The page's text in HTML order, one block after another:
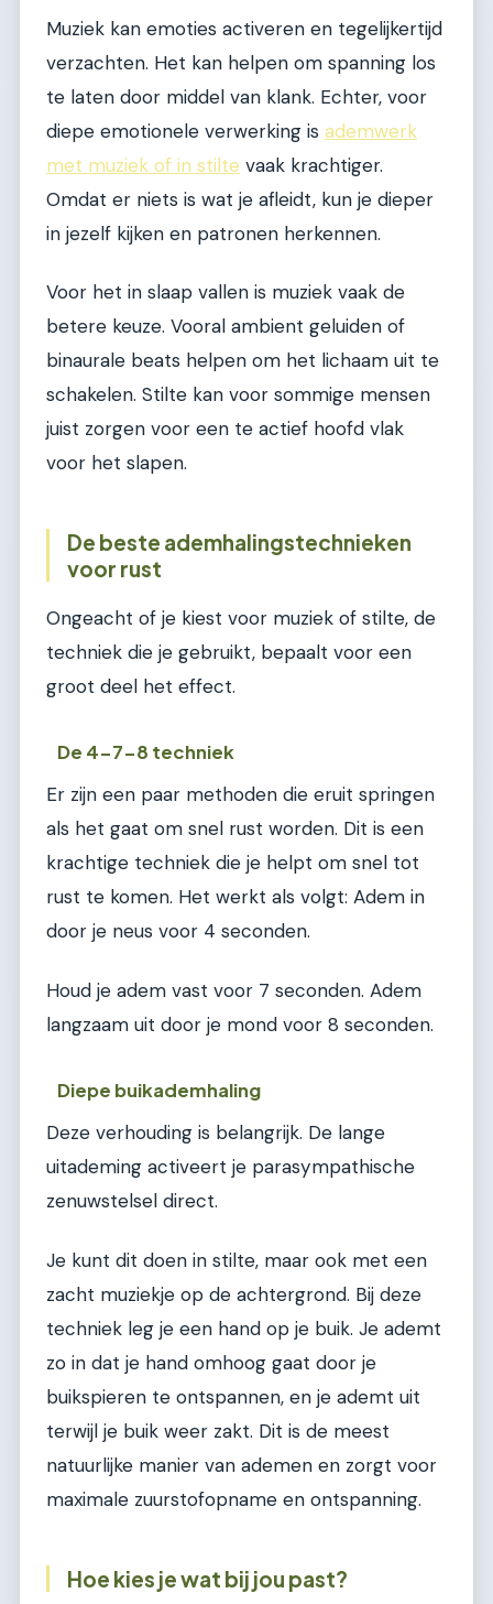
Muziek kan emoties activeren en tegelijkertijd
verzachten. Het kan helpen om spanning los
te laten door middel van klank. Echter, voor
diepe emotionele verwerking is ademwerk
met muziek of in stilte vaak krachtiger.
Omdat er niets is wat je afleidt, kun je dieper
in jezelf kijken en patronen herkennen.
Voor het in slaap vallen is muziek vaak de
betere keuze. Vooral ambient geluiden of
binaurale beats helpen om het lichaam uit te
schakelen. Stilte kan voor sommige mensen
juist zorgen voor een te actief hoofd vlak
voor het slapen.
De beste ademhalingstechnieken
voor rust
Ongeacht of je kiest voor muziek of stilte, de
techniek die je gebruikt, bepaalt voor een
groot deel het effect.
De 4-7-8 techniek
Er zijn een paar methoden die eruit springen
als het gaat om snel rust worden. Dit is een
krachtige techniek die je helpt om snel tot
rust te komen. Het werkt als volgt: Adem in
door je neus voor 4 seconden.
Houd je adem vast voor 7 seconden. Adem
langzaam uit door je mond voor 8 seconden.
Diepe buikademhaling
Deze verhouding is belangrijk. De lange
uitademing activeert je parasympathische
zenuwstelsel direct.
Je kunt dit doen in stilte, maar ook met een
zacht muziekje op de achtergrond. Bij deze
techniek leg je een hand op je buik. Je ademt
zo in dat je hand omhoog gaat door je
buikspieren te ontspannen, en je ademt uit
terwijl je buik weer zakt. Dit is de meest
natuurlijke manier van ademen en zorgt voor
maximale zuurstofopname en ontspanning.
Hoe kies je wat bij jou past?